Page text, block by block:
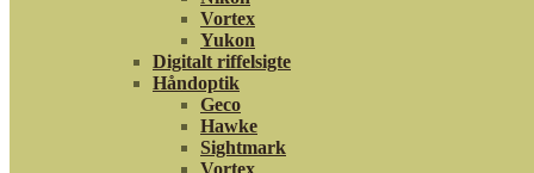
Vortex
Yukon
Digitalt riffelsigte
Håndoptik
Geco
Hawke
Sightmark
Vortex